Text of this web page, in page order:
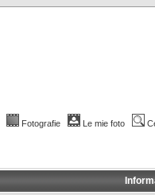
Fotografie Le mie foto